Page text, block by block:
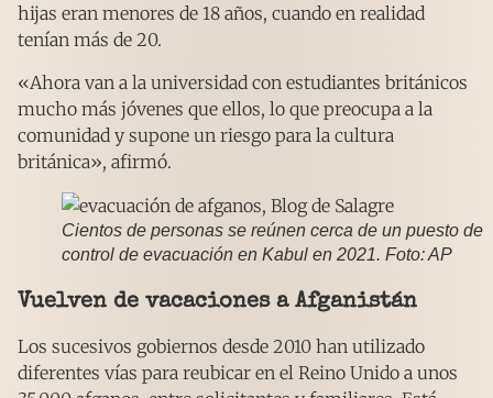
hijas eran menores de 18 años, cuando en realidad
tenían más de 20.
«Ahora van a la universidad con estudiantes británicos
mucho más jóvenes que ellos, lo que preocupa a la
comunidad y supone un riesgo para la cultura
británica», afirmó.
Cientos de personas se reúnen cerca de un puesto de
control de evacuación en Kabul en 2021. Foto: AP
Vuelven de vacaciones a Afganistán
Los sucesivos gobiernos desde 2010 han utilizado
diferentes vías para reubicar en el Reino Unido a unos